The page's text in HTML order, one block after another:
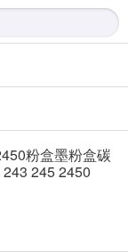
粉盒墨粉盒碳
245 2450